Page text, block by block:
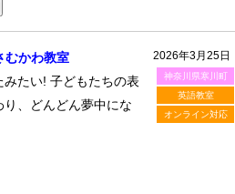
2026年3月25日
神奈川県寒川町
英語教室
オンライン対応
むかわ教室
みたい! 子どもたちの表
、どんどん夢中にな